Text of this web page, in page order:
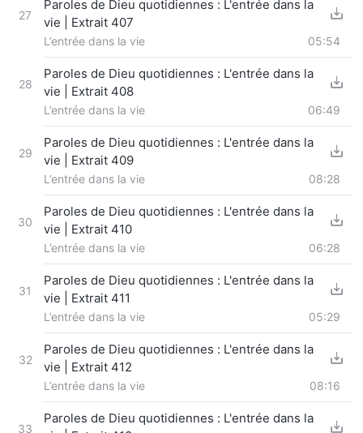
27
Paroles de Dieu quotidiennes : L'entrée dans la
vie | Extrait 407
L’entrée dans la vie 05:54
28
Paroles de Dieu quotidiennes : L'entrée dans la
vie | Extrait 408
L’entrée dans la vie 06:49
29
Paroles de Dieu quotidiennes : L'entrée dans la
vie | Extrait 409
L’entrée dans la vie 08:28
30
Paroles de Dieu quotidiennes : L'entrée dans la
vie | Extrait 410
L’entrée dans la vie 06:28
31
Paroles de Dieu quotidiennes : L'entrée dans la
vie | Extrait 411
L’entrée dans la vie 05:29
32
Paroles de Dieu quotidiennes : L'entrée dans la
vie | Extrait 412
L’entrée dans la vie 08:16
33
Paroles de Dieu quotidiennes : L'entrée dans la